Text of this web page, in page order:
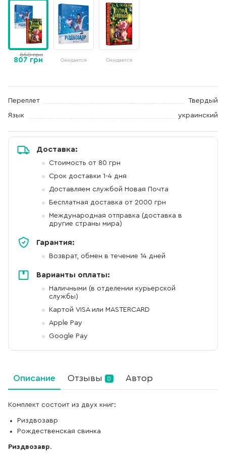
807 грн
850 грн
Ожидается Ожидается
Переплет Твердый
Язык украинский
Доставка:
Стоимость от 80 грн
Срок доставки 1-4 дня
Доставляем службой Новая Почта
Бесплатная доставка от 2000 грн
Международная отправка (доставка в
другие страны мира)
Гарантия:
Возврат, обмен в течение 14 дней
Варианты оплаты:
Наличными (в отделении курьерской
службы)
Картой VISA или MASTERCARD
Apple Pay
Google Pay
Описание Отзывы 0 Автор
Комплект состоит из двух книг:
Риздвозавр
Рождественская свинка
Риздвозавр.